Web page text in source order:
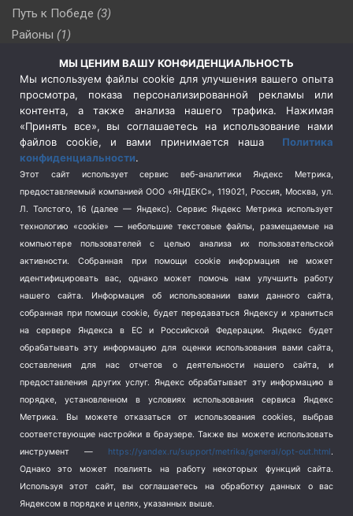
Путь к Победе (3)
Районы (1)
(510)
Сельское хозяйство (3)
Социальная политика
(3)
Спецоперация в Украине
Спецоперация на Украине
(404)
Спорт (740)
Терроризм (1)
Транспорт (262)
Туризм (178)
Флот (76)
Школа и спорт (2)
Экология (8)
Экономика (1172)
МЫ ЦЕНИМ ВАШУ КОНФИДЕНЦИАЛЬНОСТЬ
Мы используем файлы cookie для улучшения вашего опыта
просмотра, показа персонализированной рекламы или
контента, а также анализа нашего трафика. Нажимая
«Принять все», вы соглашаетесь на использование нами
файлов cookie, и вами принимается наша Политика
конфиденциальности.
Этот сайт использует сервис веб-аналитики Яндекс Метрика,
предоставляемый компанией ООО «ЯНДЕКС», 119021, Россия, Москва, ул.
Л. Толстого, 16 (далее — Яндекс). Сервис Яндекс Метрика использует
технологию «cookie» — небольшие текстовые файлы, размещаемые на
компьютере пользователей с целью анализа их пользовательской
активности.
Собранная при помощи cookie информация не может
идентифицировать вас, однако может помочь нам улучшить работу
нашего сайта. Информация об использовании вами данного сайта,
собранная при помощи cookie, будет передаваться Яндексу и храниться
на сервере Яндекса в ЕС и Российской Федерации. Яндекс будет
обрабатывать эту информацию для оценки использования вами сайта,
составления для нас отчетов о деятельности нашего сайта, и
предоставления других услуг. Яндекс обрабатывает эту информацию в
порядке, установленном в условиях использования сервиса Яндекс
Метрика.
Вы можете отказаться от использования cookies, выбрав
соответствующие настройки в браузере. Также вы можете использовать
инструмент — https://yandex.ru/support/metrika/general/opt-out.html.
Однако это может повлиять на работу некоторых функций сайта.
Используя этот сайт, вы соглашаетесь на обработку данных о вас
Яндексом в порядке и целях, указанных выше.